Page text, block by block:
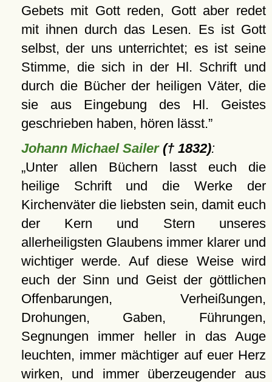
Gebets mit Gott reden, Gott aber redet
mit ihnen durch das Lesen. Es ist Gott
selbst, der uns unterrichtet; es ist seine
Stimme, die sich in der Hl. Schrift und
durch die Bücher der heiligen Väter, die
sie aus Eingebung des Hl. Geistes
geschrieben haben, hören lässt.
Johann Michael Sailer(† 1832):
Unter allen Büchern lasst euch die
heilige Schrift und die Werke der
Kirchenväter die liebsten sein, damit euch
der Kern und Stern unseres
allerheiligsten Glaubens immer klarer und
wichtiger werde. Auf diese Weise wird
euch der Sinn und Geist der göttlichen
Offenbarungen, Verheißungen,
Drohungen, Gaben, Führungen,
Segnungen immer heller in das Auge
leuchten, immer mächtiger auf euer Herz
wirken, und immer überzeugender aus